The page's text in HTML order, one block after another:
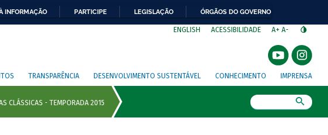
INFORMAÇÃO PARTICIPE LEGISLAÇÃO ÓRGÃOS DO GOVERNO
ENGLISH ACESSIBILIDADE A+ A-
TRANSPARÊNCIA DESENVOLVIMENTO SUSTENTÁVEL CONHECIMENTO IMPRENSA